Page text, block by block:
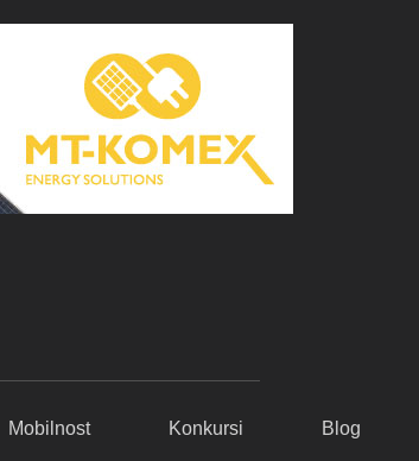
Mobilnost Konkursi Blog